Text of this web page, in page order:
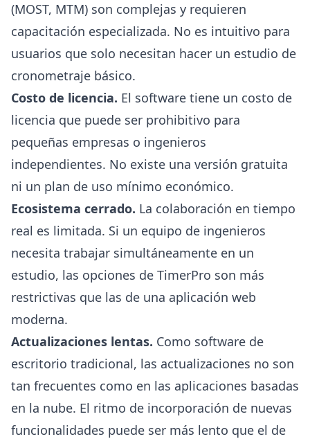
(MOST, MTM) son complejas y requieren
capacitación especializada. No es intuitivo para
usuarios que solo necesitan hacer un estudio de
cronometraje básico.
Costo de licencia. El software tiene un costo de
licencia que puede ser prohibitivo para
pequeñas empresas o ingenieros
independientes. No existe una versión gratuita
ni un plan de uso mínimo económico.
Ecosistema cerrado. La colaboración en tiempo
real es limitada. Si un equipo de ingenieros
necesita trabajar simultáneamente en un
estudio, las opciones de TimerPro son más
restrictivas que las de una aplicación web
moderna.
Actualizaciones lentas. Como software de
escritorio tradicional, las actualizaciones no son
tan frecuentes como en las aplicaciones basadas
en la nube. El ritmo de incorporación de nuevas
funcionalidades puede ser más lento que el de